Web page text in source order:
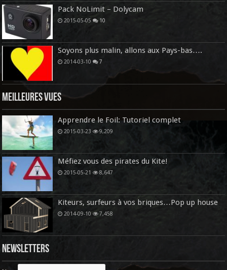
Pack NoLimit – Dolycam
2015-05-05 10
Soyons plus malin, allons aux Pays-bas….
2014-03-10 7
Meilleures vues
Apprendre le Foil: Tutoriel complet
2015-03-23 9,209
Méfiez vous des pirates du Kite!
2015-05-21 8,647
Kiteurs, surfeurs à vos briques…Pop up house
2014-09-10 7,458
Newsletters